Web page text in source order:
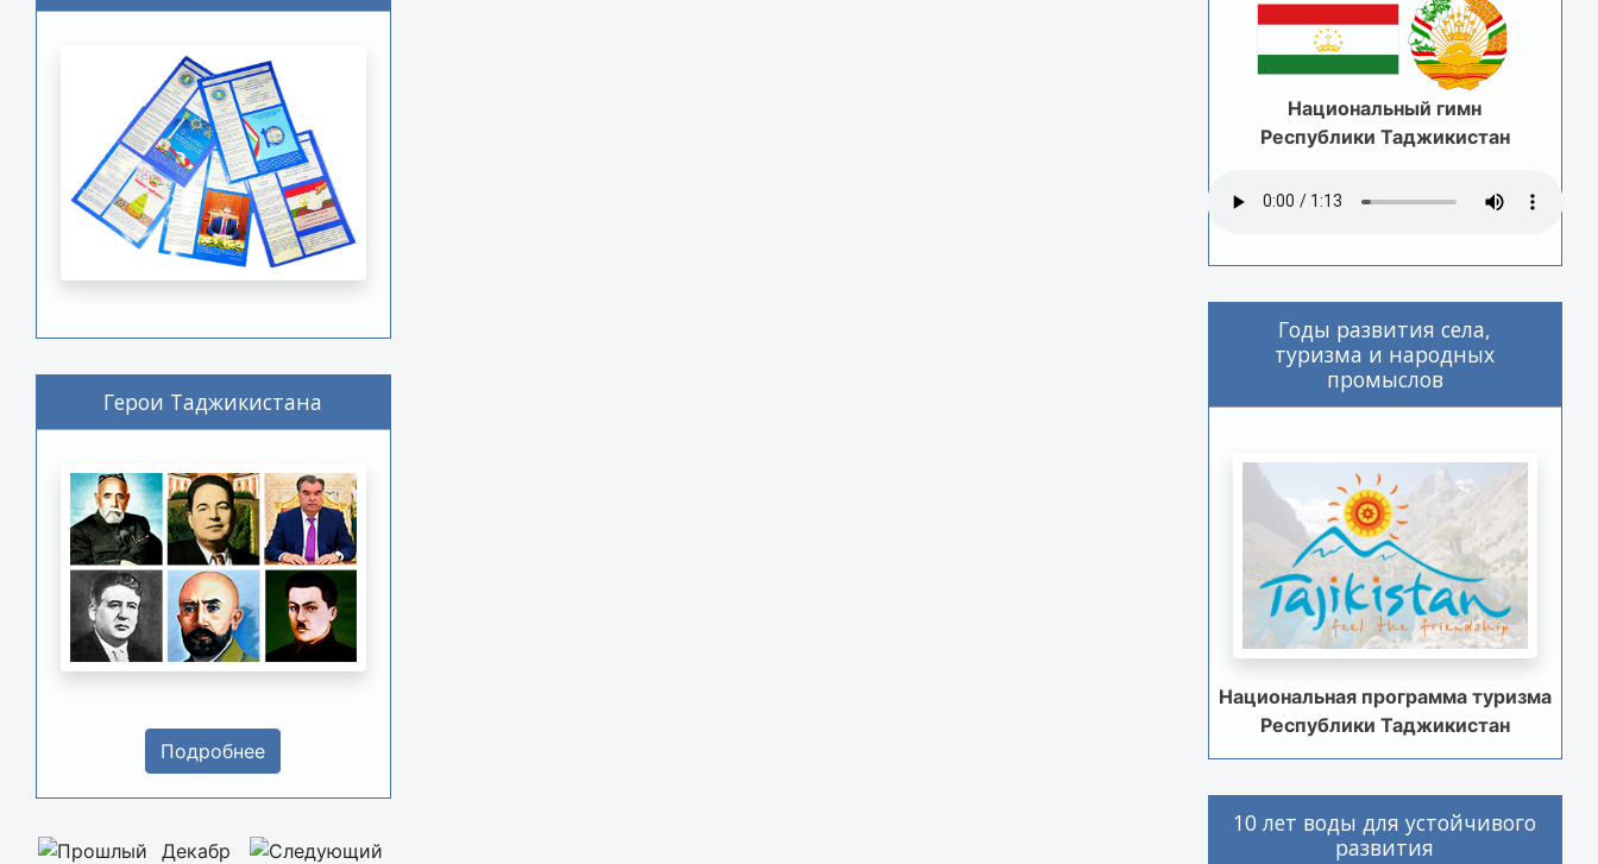
Герои Таджикистана
Подробнее
Декабр
Национальный гимн
Республики Таджикистан
Годы развития села,
туризма и народных
промыслов
Национальная программа туризма
Республики Таджикистан
10 лет воды для устойчивого
развития